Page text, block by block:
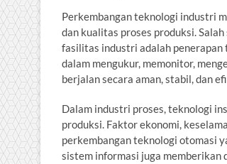
Perkembangan teknologi industri
dan kualitas proses produksi.
fasilitas industri adalah
dalam mengukur, memonitor,
berjalan secara aman, stabil, dan
Dalam industri proses, teknologi
produksi. Faktor ekonomi,
perkembangan teknologi otomasi
sistem informasi juga memberikan